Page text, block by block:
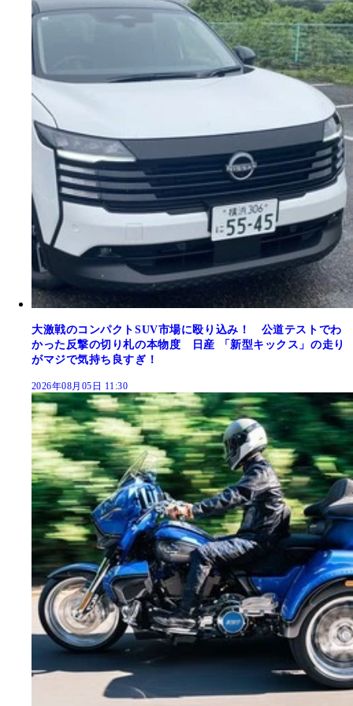
大激戦のコンパクトSUV市場に殴り込み！ 公道テストでわ
かった反撃の切り札の本物度 日産 「新型キックス」の走り
がマジで気持ち良すぎ！
2026年08月05日 11:30